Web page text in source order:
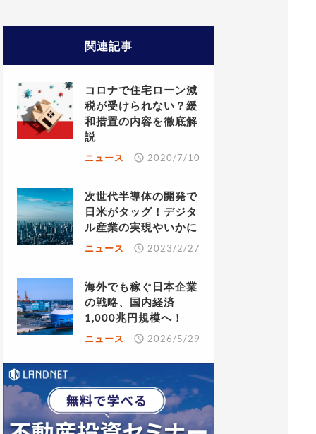
関連記事
コロナで住宅ローン減
税が受けられない？緩
和措置の内容を徹底解
説
ニュース 2020/7/10
次世代半導体の開発で
日米がタッグ！デジタ
ル産業の実現やいかに
ニュース 2023/2/27
海外でも稼ぐ日本企業
の戦略、国内経済
1,000兆円規模へ！
ニュース 2026/5/29